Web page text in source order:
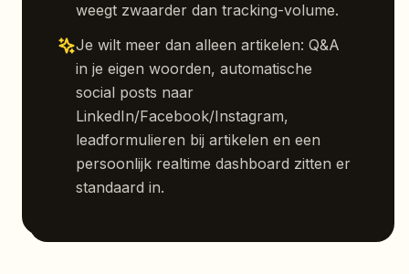
weegt zwaarder dan tracking-volume.
Je wilt meer dan alleen artikelen: Q&A
in je eigen woorden, automatische
social posts naar
LinkedIn/Facebook/Instagram,
leadformulieren bij artikelen en een
persoonlijk realtime dashboard zitten er
standaard in.